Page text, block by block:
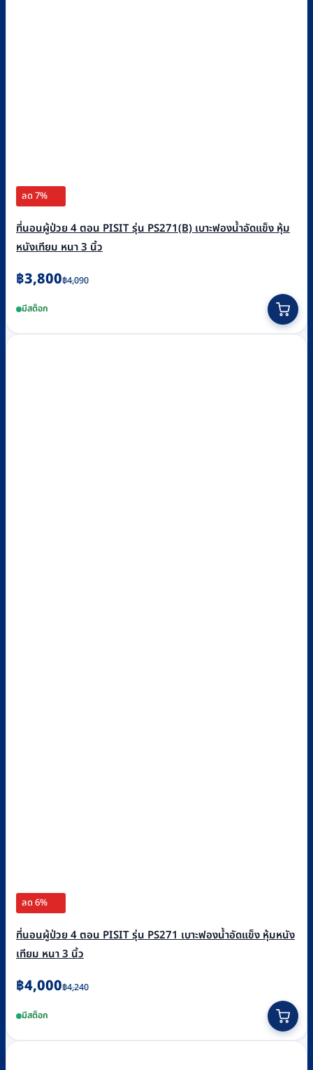
ลด 7%
ที่นอนผู้ป่วย 4 ตอน PISIT รุ่น PS271(B) เบาะฟองน้ำอัดแข็ง หุ้ม
หนังเทียม หนา 3 นิ้ว
฿4,090
Original
was:
฿4,090.
฿3,800
Current
is:
฿3,800.
มีสต็อก
ลด 6%
ที่นอนผู้ป่วย 4 ตอน PISIT รุ่น PS271 เบาะฟองน้ำอัดแข็ง หุ้มหนัง
เทียม หนา 3 นิ้ว
฿4,240
Original
was:
฿4,240.
฿4,000
Current
is:
฿4,000.
มีสต็อก